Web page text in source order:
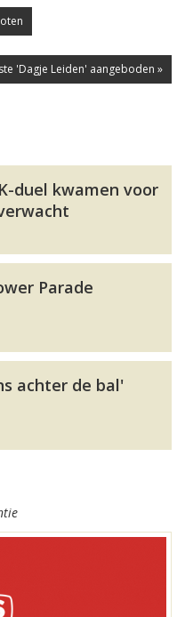
'Dagje Leiden' aangeboden »
duel kwamen voor
Parade
achter de bal'